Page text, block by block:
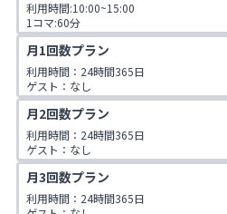
利用時間:10:00~15:00
1コマ:60分
対象年齢:60歳以上
ゲスト:無し
月1回数プラン
利用時間：24時間365日
ゲスト：なし
月2回数プラン
利用時間：24時間365日
ゲスト：なし
月3回数プラン
利用時間：24時間365日